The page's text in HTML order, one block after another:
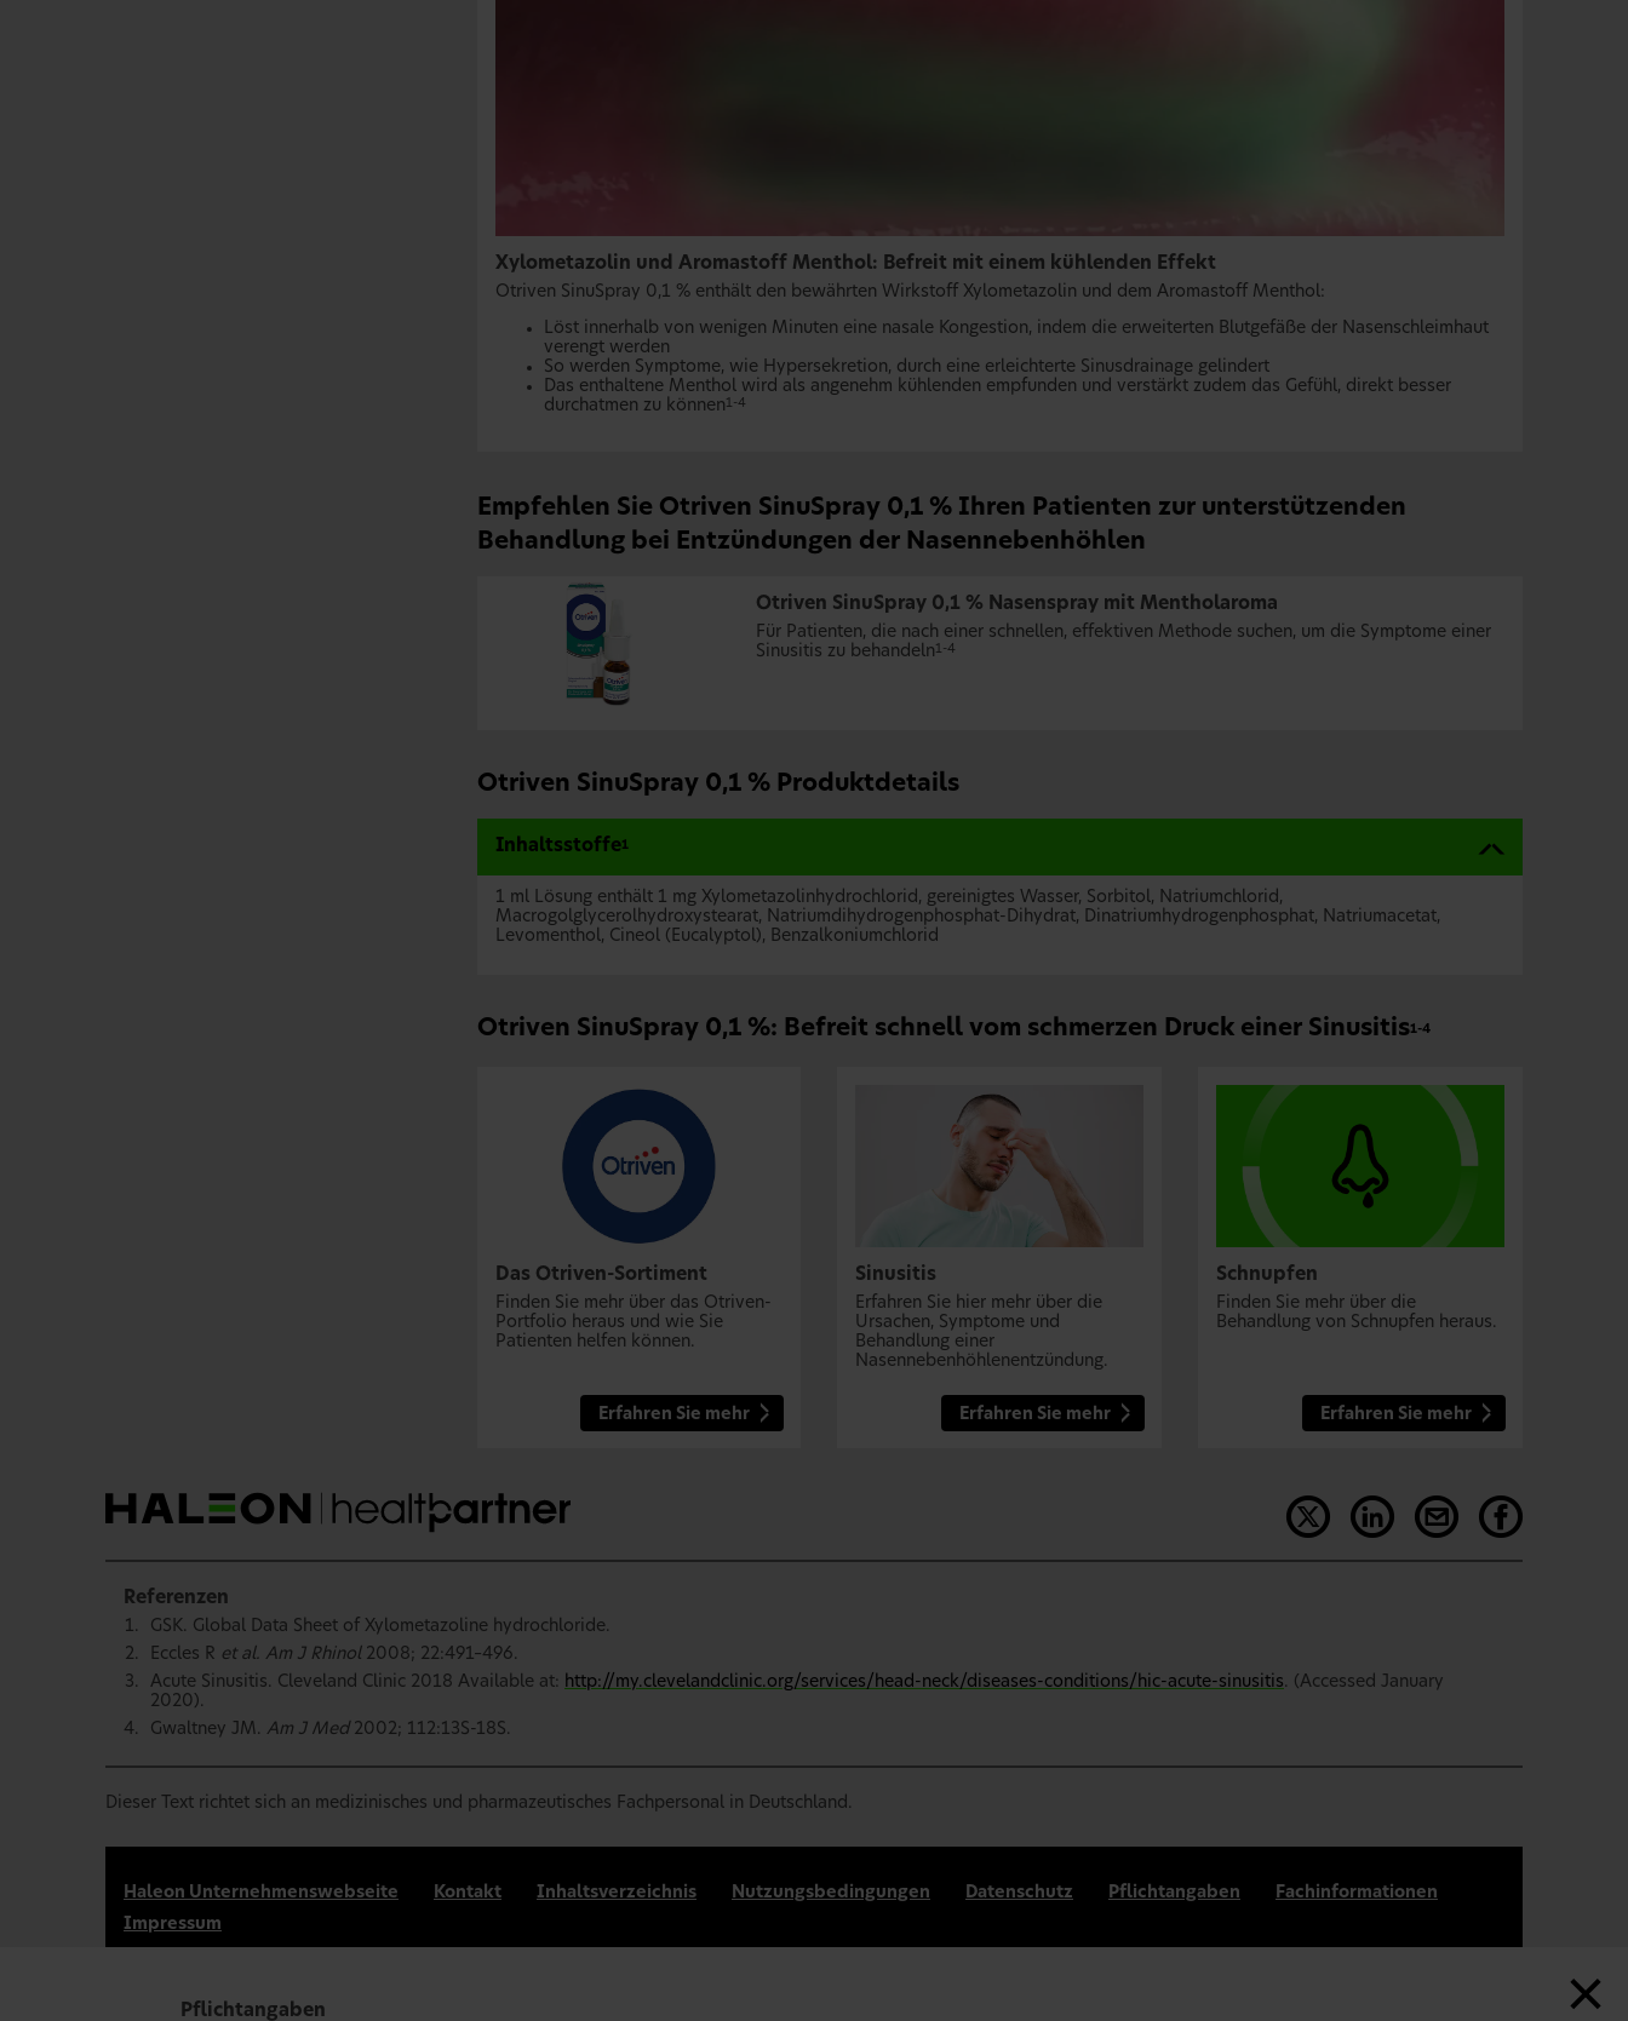
Xylometazolin und Aromastoff Menthol: Befreit mit einem kühlenden Effekt
Otriven SinuSpray 0,1 % enthält den bewährten Wirkstoff Xylometazolin und dem Aromastoff Menthol:
Löst innerhalb von wenigen Minuten eine nasale Kongestion, indem die erweiterten Blutgefäße der Nasenschleimhaut
verengt werden
So werden Symptome, wie Hypersekretion, durch eine erleichterte Sinusdrainage gelindert
Das enthaltene Menthol wird als angenehm kühlenden empfunden und verstärkt zudem das Gefühl, direkt besser
durchatmen zu können 1-4
Empfehlen Sie Otriven SinuSpray 0,1 % Ihren Patienten zur unterstützenden
Behandlung bei Entzündungen der Nasennebenhöhlen
Otriven SinuSpray 0,1 % Nasenspray mit Mentholaroma
Für Patienten, die nach einer schnellen, effektiven Methode suchen, um die Symptome einer
Sinusitis zu behandeln 1-4
Otriven SinuSpray 0,1 % Produktdetails
Inhaltsstoffe1
1 ml Lösung enthält 1 mg Xylometazolinhydrochlorid, gereinigtes Wasser, Sorbitol, Natriumchlorid,
Macrogolglycerolhydroxystearat, Natriumdihydrogenphosphat-Dihydrat, Dinatriumhydrogenphosphat, Natriumacetat,
Levomenthol, Cineol (Eucalyptol), Benzalkoniumchlorid
Otriven SinuSpray 0,1 %: Befreit schnell vom schmerzen Druck einer Sinusitis1-4
Das Otriven-Sortiment
Finden Sie mehr über das Otriven-
Portfolio heraus und wie Sie
Patienten helfen können.
Erfahren Sie mehr
Sinusitis
Erfahren Sie hier mehr über die
Ursachen, Symptome und
Behandlung einer
Nasennebenhöhlenentzündung.
Erfahren Sie mehr
Schnupfen
Finden Sie mehr über die
Behandlung von Schnupfen heraus.
Erfahren Sie mehr
Referenzen
GSK. Global Data Sheet of Xylometazoline hydrochloride.
Eccles R et al. Am J Rhinol 2008; 22:491–496.
Acute Sinusitis. Cleveland Clinic 2018 Available at: http://my.clevelandclinic.org/services/head-neck/diseases-conditions/hic-acute-sinusitis. (Accessed January
2020).
Gwaltney JM. Am J Med2002; 112:13S-18S.
Dieser Text richtet sich an medizinisches und pharmazeutisches Fachpersonal in Deutschland.
Haleon Unternehmenswebseite Kontakt Inhaltsverzeichnis Nutzungsbedingungen Datenschutz Pflichtangaben
Fachinformationen
Impressum
Haleon oder Lizenzgeber
Pflichtangaben